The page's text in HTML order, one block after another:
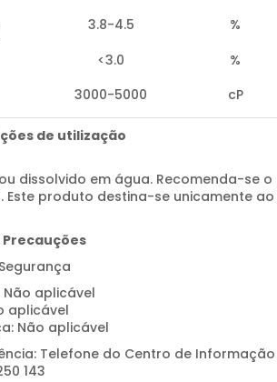
3.8-4.5
%
<3.0
%
3000-5000 cP
de utilização
dissolvido em água. Recomenda-se o
Este produto destina-se unicamente ao
Não aplicável
aplicável
Não aplicável
Telefone do Centro de Informação
143